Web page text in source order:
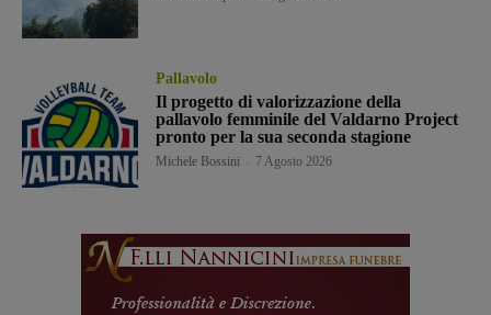
Pallavolo
Il progetto di valorizzazione della
pallavolo femminile del Valdarno Project
pronto per la sua seconda stagione
Michele Bossini 7 Agosto 2026